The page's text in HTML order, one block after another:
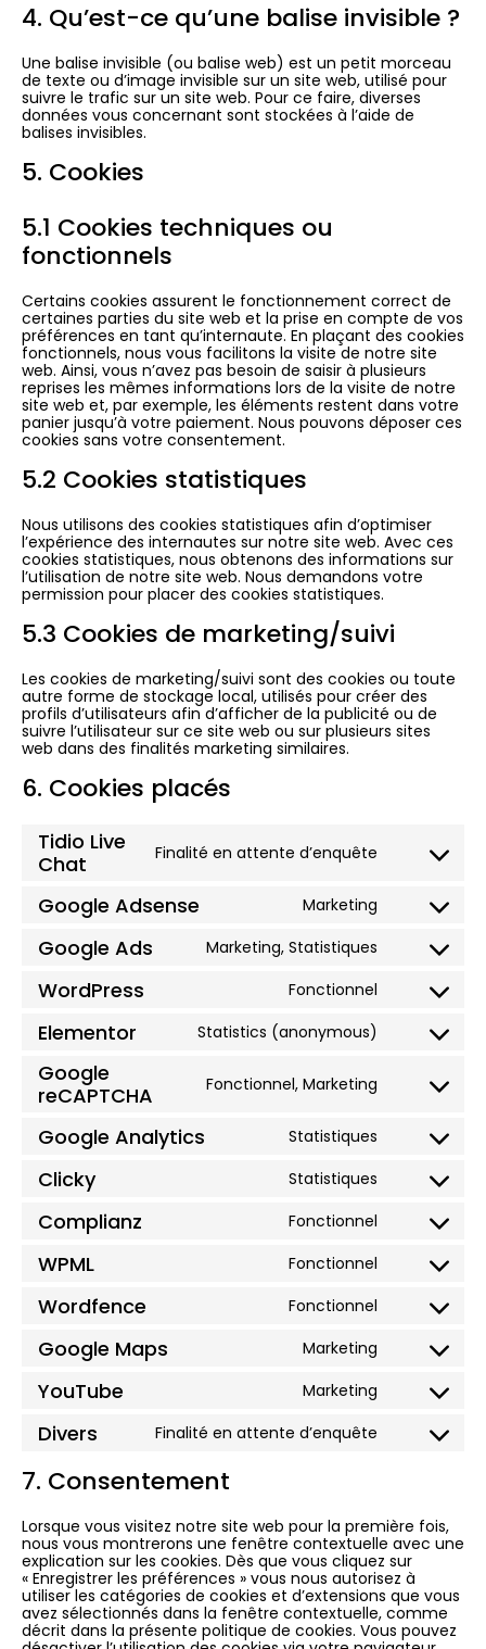
4. Qu’est-ce qu’une balise invisible ?
Une balise invisible (ou balise web) est un petit morceau
de texte ou d’image invisible sur un site web, utilisé pour
suivre le trafic sur un site web. Pour ce faire, diverses
données vous concernant sont stockées à l’aide de
balises invisibles.
5. Cookies
5.1 Cookies techniques ou
fonctionnels
Certains cookies assurent le fonctionnement correct de
certaines parties du site web et la prise en compte de vos
préférences en tant qu’internaute. En plaçant des cookies
fonctionnels, nous vous facilitons la visite de notre site
web. Ainsi, vous n’avez pas besoin de saisir à plusieurs
reprises les mêmes informations lors de la visite de notre
site web et, par exemple, les éléments restent dans votre
panier jusqu’à votre paiement. Nous pouvons déposer ces
cookies sans votre consentement.
5.2 Cookies statistiques
Nous utilisons des cookies statistiques afin d’optimiser
l’expérience des internautes sur notre site web. Avec ces
cookies statistiques, nous obtenons des informations sur
l’utilisation de notre site web. Nous demandons votre
permission pour placer des cookies statistiques.
5.3 Cookies de marketing/suivi
Les cookies de marketing/suivi sont des cookies ou toute
autre forme de stockage local, utilisés pour créer des
profils d’utilisateurs afin d’afficher de la publicité ou de
suivre l’utilisateur sur ce site web ou sur plusieurs sites
web dans des finalités marketing similaires.
6. Cookies placés
Tidio Live
Chat
Finalité en attente d’enquête
Google Adsense Marketing
Google Ads Marketing, Statistiques
WordPress Fonctionnel
Elementor Statistics (anonymous)
Google
reCAPTCHA
Fonctionnel, Marketing
Google Analytics Statistiques
Clicky Statistiques
Complianz Fonctionnel
WPML Fonctionnel
Wordfence Fonctionnel
Google Maps Marketing
YouTube Marketing
Divers Finalité en attente d’enquête
7. Consentement
Lorsque vous visitez notre site web pour la première fois,
nous vous montrerons une fenêtre contextuelle avec une
explication sur les cookies. Dès que vous cliquez sur
« Enregistrer les préférences » vous nous autorisez à
utiliser les catégories de cookies et d’extensions que vous
avez sélectionnés dans la fenêtre contextuelle, comme
décrit dans la présente politique de cookies. Vous pouvez